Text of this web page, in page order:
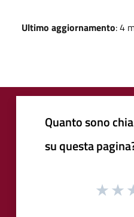
Ultimo aggiornamento: 4
Quanto sono
su questa